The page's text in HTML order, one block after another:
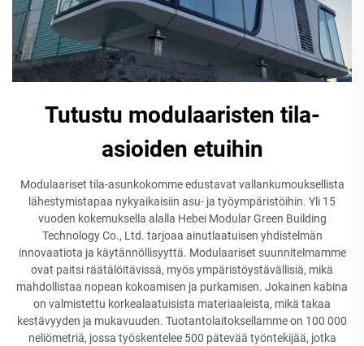
Tutustu modulaaristen tila-
asioiden etuihin
Modulaariset tila-asunkokomme edustavat vallankumouksellista
lähestymistapaa nykyaikaisiin asu- ja työympäristöihin. Yli 15
vuoden kokemuksella alalla Hebei Modular Green Building
Technology Co., Ltd. tarjoaa ainutlaatuisen yhdistelmän
innovaatiota ja käytännöllisyyttä. Modulaariset suunnitelmamme
ovat paitsi räätälöitävissä, myös ympäristöystävällisiä, mikä
mahdollistaa nopean kokoamisen ja purkamisen. Jokainen kabina
on valmistettu korkealaatuisista materiaaleista, mikä takaa
kestävyyden ja mukavuuden. Tuotantolaitoksellamme on 100 000
neliömetriä, jossa työskentelee 500 pätevää työntekijää, jotka